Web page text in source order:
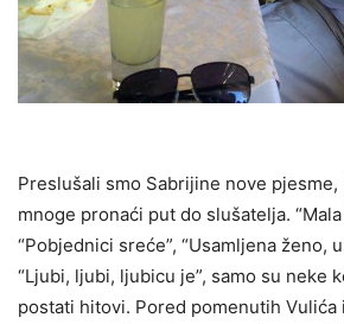
Preslušali smo Sabrijine nove pjesme,
mnoge pronaći put do slušatelja.
“Pobjednici sreće”, “Usamljena ženo,
“Ljubi, ljubi, ljubicu je”, samo su neke
postati hitovi. Pored pomenutih Vulića